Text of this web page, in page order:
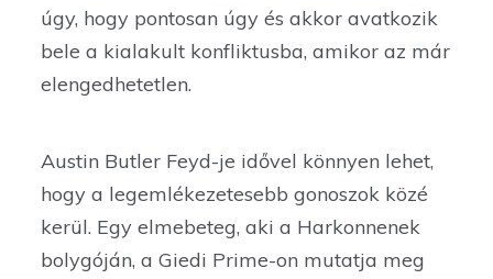
úgy, hogy pontosan úgy és akkor avatkozik
bele a kialakult konfliktusba, amikor az már
elengedhetetlen.
Austin Butler Feyd-je idővel könnyen lehet,
hogy a legemlékezetesebb gonoszok közé
kerül. Egy elmebeteg, aki a Harkonnenek
bolygóján, a Giedi Prime-on mutatja meg